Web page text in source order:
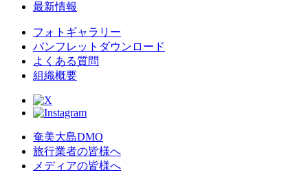
最新情報
フォトギャラリー
パンフレットダウンロード
よくある質問
組織概要
奄美大島DMO
旅行業者の皆様へ
メディアの皆様へ